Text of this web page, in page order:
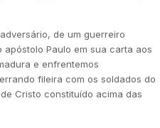
de um guerreiro
apóstolo Paulo em sua carta aos
e enfrentemos
fileira com os soldados do
Cristo constituído acima das